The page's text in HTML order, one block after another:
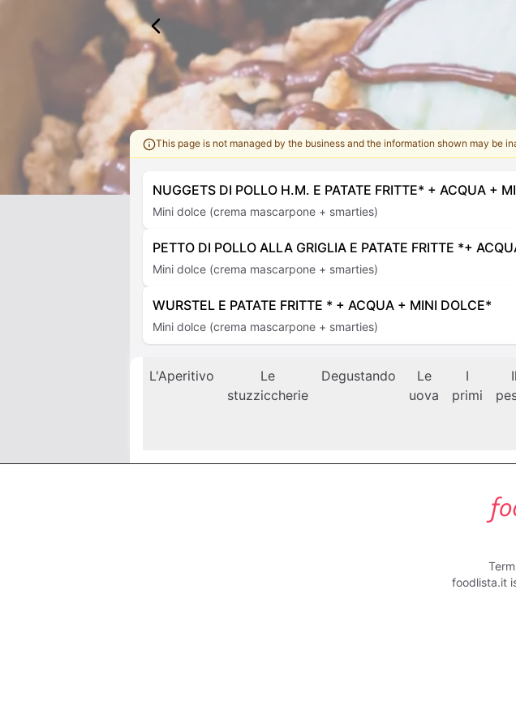
This page is not managed by the business and the information shown may be
NUGGETS DI POLLO H.M. E PATATE FRITTE* + ACQUA +
Mini dolce (crema mascarpone + smarties)
PETTO DI POLLO ALLA GRIGLIA E PATATE FRITTE *+
Mini dolce (crema mascarpone + smarties)
WURSTEL E PATATE FRITTE * + ACQUA + MINI DOLCE*
Mini dolce (crema mascarpone + smarties)
L'Aperitivo
Le
stuzziccherie
Degustando
Le
uova
I
primi
Il
foodlista.it